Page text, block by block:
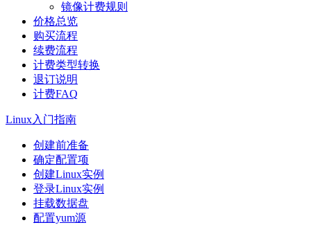
镜像计费规则
价格总览
购买流程
续费流程
计费类型转换
退订说明
计费FAQ
Linux入门指南
创建前准备
确定配置项
创建Linux实例
登录Linux实例
挂载数据盘
配置yum源